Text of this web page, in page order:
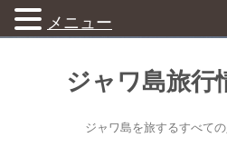
ジャワ島旅行
ジャワ島を旅するすべての
メニュー